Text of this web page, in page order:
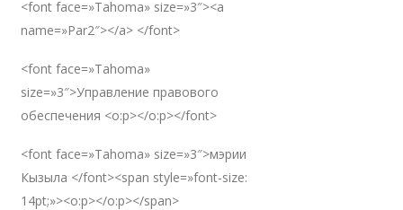
<font face=»Tahoma» size=»3″><a
name=»Par2″></a> </font>
<font face=»Tahoma»
size=»3″>Управление правового
обеспечения <o:p></o:p></font>
<font face=»Tahoma» size=»3″>мэрии
Кызыла </font><span style=»font-size:
14pt;»><o:p></o:p></span>